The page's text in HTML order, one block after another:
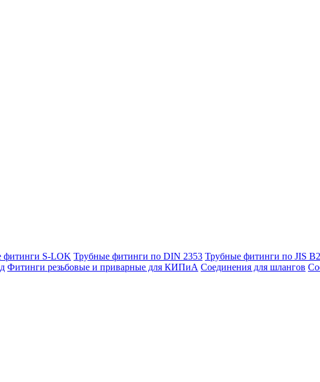
S-LOK Трубные фитинги по DIN 2353 Трубные фитинги по JIS
Фитинги резьбовые и приварные для КИПиА Соединения для шлангов